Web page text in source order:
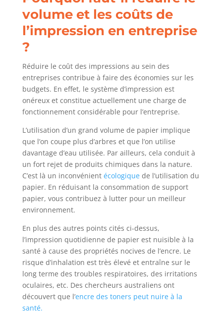
volume et les coûts de
l’impression en entreprise
?
Réduire le coût des impressions au sein des
entreprises contribue à faire des économies sur les
budgets. En effet, le système d’impression est
onéreux et constitue actuellement une charge de
fonctionnement considérable pour l’entreprise.
L’utilisation d’un grand volume de papier implique
que l’on coupe plus d’arbres et que l’on utilise
davantage d’eau utilisée. Par ailleurs, cela conduit à
un fort rejet de produits chimiques dans la nature.
C’est là un inconvénient écologiquede l’utilisation du
papier. En réduisant la consommation de support
papier, vous contribuez à lutter pour un meilleur
environnement.
En plus des autres points cités ci-dessus,
l’impression quotidienne de papier est nuisible à la
santé à cause des propriétés nocives de l’encre. Le
risque d’inhalation est très élevé et entraîne sur le
long terme des troubles respiratoires, des irritations
oculaires, etc. Des chercheurs australiens ont
découvert que l’encre des toners peut nuire à la
santé.